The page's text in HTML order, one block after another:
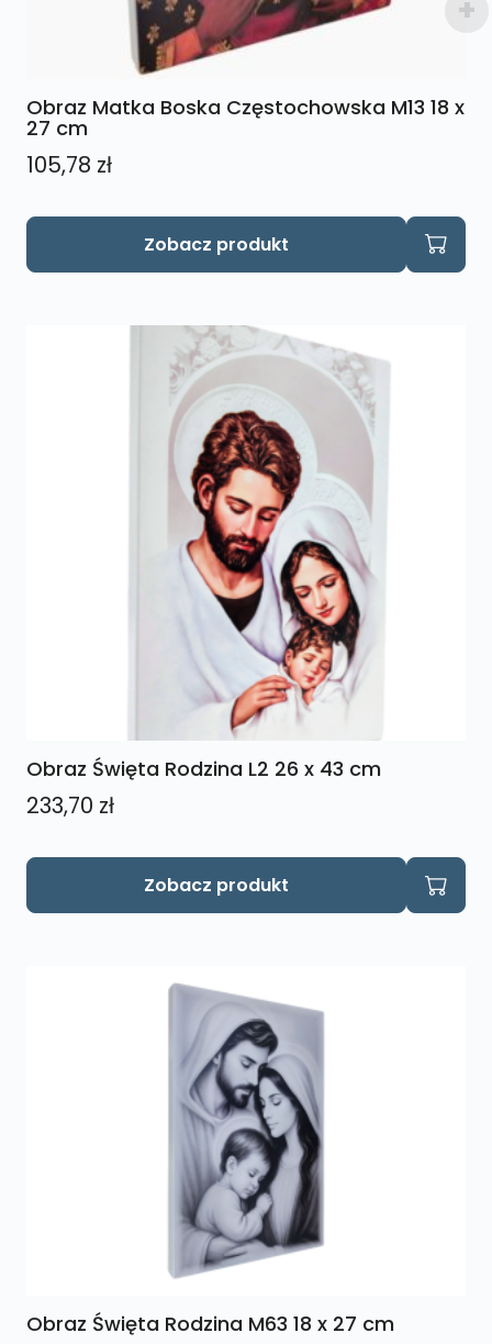
Obraz Matka Boska Częstochowska M13 18 x
27 cm
105,78 zł
Zobacz produkt
Obraz Święta Rodzina L2 26 x 43 cm
233,70 zł
Zobacz produkt
Obraz Święta Rodzina M63 18 x 27 cm